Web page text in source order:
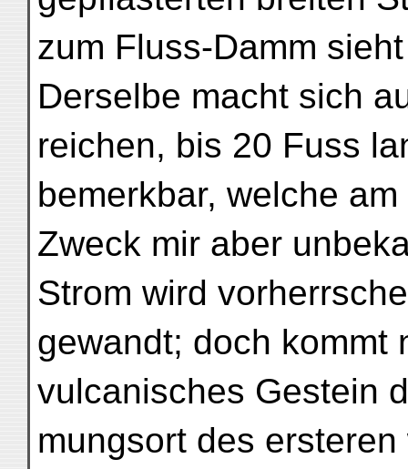
zum Fluss-Damm
Derselbe macht sich
reichen, bis 20 Fuss
bemerkbar, welche
Zweck mir aber
Strom wird
gewandt; doch kommt
vulcanisches Gestein
mungsort des